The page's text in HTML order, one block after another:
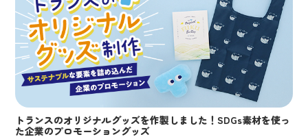
トランスのオリジナルグッズを作製しました！SDGs素材を使っ
た企業のプロモーショングッズ